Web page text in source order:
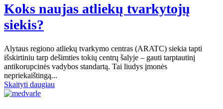
Koks naujas atliekų tvarkytojų
siekis?
Alytaus regiono atliekų tvarkymo centras (ARATC) siekia tapti
išskirtiniu tarp dešimties tokių centrų šalyje – gauti tarptautinį
antikorupcinės vadybos standartą. Tai liudys įmonės
nepriekaištingą...
Skaityti daugiau